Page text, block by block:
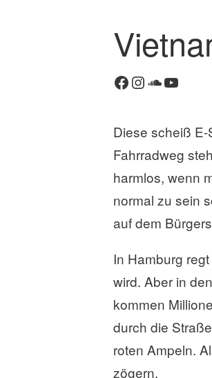
Facebook
Instagram
Diese scheiß
Fahrradweg
harmlos, wenn
normal zu sein
auf dem
In Hamburg
wird. Aber in
kommen
durch die
roten Ampeln.
zögern.